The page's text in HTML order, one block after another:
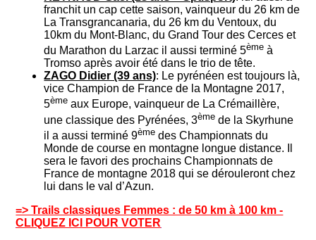
franchit un cap cette saison, vainqueur du 26 km de
La Transgrancanaria, du 26 km du Ventoux, du
10km du Mont-Blanc, du Grand Tour des Cerces et
du Marathon du Larzac il aussi terminé 5ème à
Tromso après avoir été dans le trio de tête.
ZAGO Didier (39 ans): Le pyrénéen est toujours là,
vice Champion de France de la Montagne 2017,
5ème aux Europe, vainqueur de La Crémaillère,
une classique des Pyrénées, 3ème de la Skyrhune
il a aussi terminé 9ème des Championnats du
Monde de course en montagne longue distance. Il
sera le favori des prochains Championnats de
France de montagne 2018 qui se dérouleront chez
lui dans le val d’Azun.
=> Trails classiques Femmes : de 50 km à 100 km -
CLIQUEZ ICI POUR VOTER